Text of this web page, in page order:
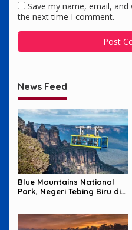
Save my name, email,
the next time I comment.
News Feed
Blue Mountains National
Park, Negeri Tebing Biru di